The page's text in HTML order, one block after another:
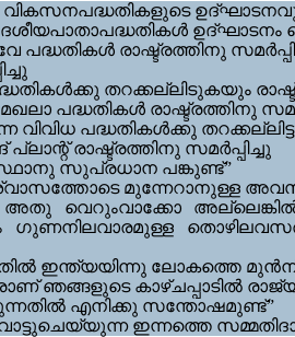
വികസനപദ്ധതികളുടെ
ദേശീയപാതാപദ്ധതികൾ
പദ്ധതികൾ രാഷ്ട്രത്തിനു
തറക്കല്ലിടുകയും
പദ്ധതികൾ രാഷ്ട്രത്തിനു
വിവിധ പദ്ധതികൾക്കു
രാഷ്ട്രത്തിനു സമർപ്പിച്ചു
സുപ്രധാന പങ്കുണ്ട്”
മുന്നേറാനുള്ള
വെറുംവാക്കോ
ഗുണനിലവാരമുള്ള
ഇന്ത്യയിന്നു ലോകത്തെ
ഞങ്ങളുടെ കാഴ്ചപ്പാടിൽ
എനിക്കു സന്തോഷമുണ്ട്”
ഇന്നത്തെ